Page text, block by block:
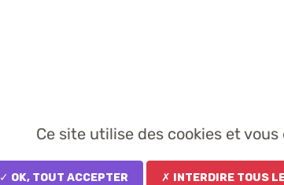
13 juillet 2026
Ce site utilise des cookies et
✓ OK, tout accepter ✗ Interdire tous